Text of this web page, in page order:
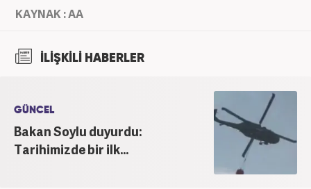
KAYNAK : AA
İLİŞKİLİ HABERLER
GÜNCEL
Bakan Soylu duyurdu:
Tarihimizde bir ilk...